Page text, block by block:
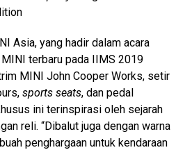
Asia, yang hadir dalam acara
terbaru pada IIMS 2019
MINI John Cooper Works, setir
sports seats, dan pedal
ini terinspirasi oleh sejarah
reli. “Dibalut juga dengan warna
penghargaan untuk kendaraan